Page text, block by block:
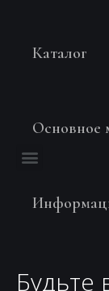
Каталог
Основное
Будьте